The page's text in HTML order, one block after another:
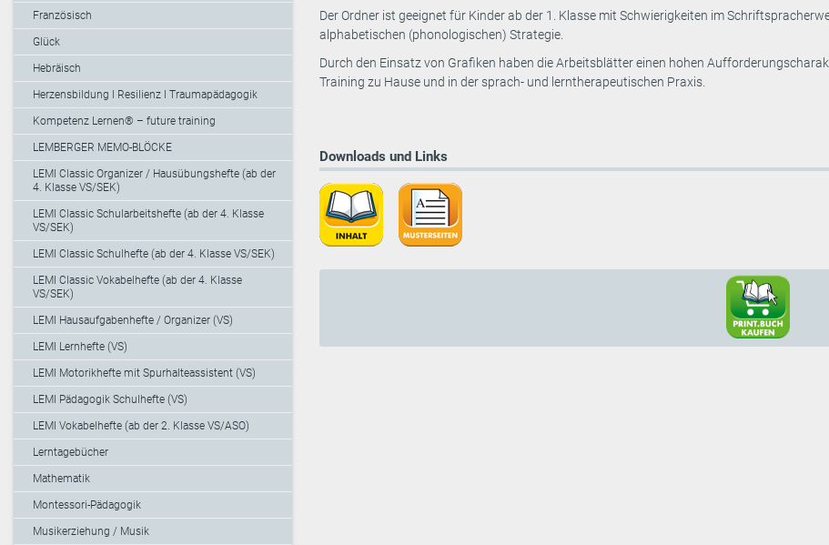
Französisch
Glück
Hebräisch
Herzensbildung I Resilienz I Traumapädagogik
Kompetenz Lernen® – future training
LEMBERGER MEMO-BLÖCKE
LEMI Classic Organizer / Hausübungshefte (ab der
4. Klasse VS/SEK)
LEMI Classic Schularbeitshefte (ab der 4. Klasse
VS/SEK)
LEMI Classic Schulhefte (ab der 4. Klasse VS/SEK)
LEMI Classic Vokabelhefte (ab der 4. Klasse
VS/SEK)
LEMI Hausaufgabenhefte / Organizer (VS)
LEMI Lernhefte (VS)
LEMI Motorikhefte mit Spurhalteassistent (VS)
LEMI Pädagogik Schulhefte (VS)
LEMI Vokabelhefte (ab der 2. Klasse VS/ASO)
Lerntagebücher
Mathematik
Montessori-Pädagogik
Musikerziehung / Musik
Der Ordner ist geeignet für Kinder ab der 1. Klasse mit Schwierigkeiten im
alphabetischen (phonologischen) Strategie.
Durch den Einsatz von Grafiken haben die Arbeitsblätter einen hohen
Training zu Hause und in der sprach- und lerntherapeutischen Praxis.
Downloads und Links